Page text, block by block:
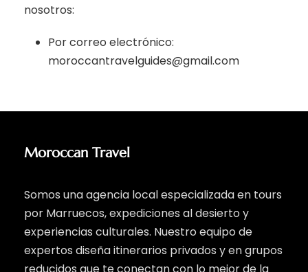
nosotros:
Por correo electrónico:
moroccantravelguides@gmail.com
Moroccan Travel
Somos una agencia local especializada en tours
por Marruecos, expediciones al desierto y
experiencias culturales. Nuestro equipo de
expertos diseña itinerarios privados y en grupos